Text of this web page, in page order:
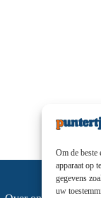
Om de
apparaat op
gegevens
uw